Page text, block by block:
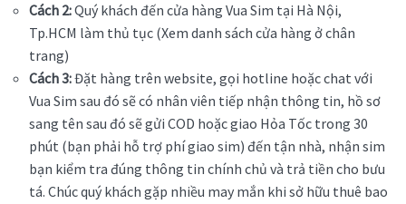
Cách 2:Quý khách đến cửa hàng Vua Sim tại Hà Nội,
Tp.HCM làm thủ tục (Xem danh sách cửa hàng ở chân
trang)
Cách 3:Đặt hàng trên website, gọi hotline hoặc chat với
Vua Sim sau đó sẽ có nhân viên tiếp nhận thông tin, hồ sơ
sang tên sau đó sẽ gửi COD hoặc giao Hỏa Tốc trong 30
phút (bạn phải hỗ trợ phí giao sim) đến tận nhà, nhận sim
bạn kiểm tra đúng thông tin chính chủ và trả tiền cho bưu
tá. Chúc quý khách gặp nhiều may mắn khi sở hữu thuê bao